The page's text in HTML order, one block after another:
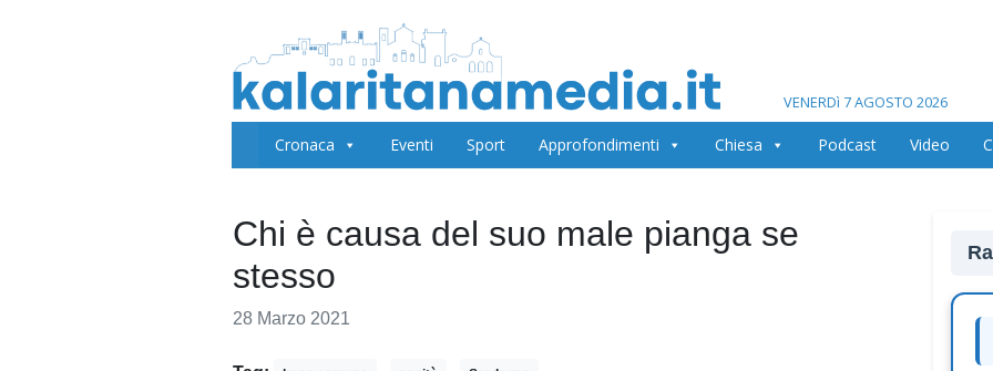
VENERDì 7 AGOSTO 2026
Cronaca Eventi Sport Approfondimenti Chiesa Podcast Video
Chi è causa del suo male pianga se
stesso
28 Marzo 2021